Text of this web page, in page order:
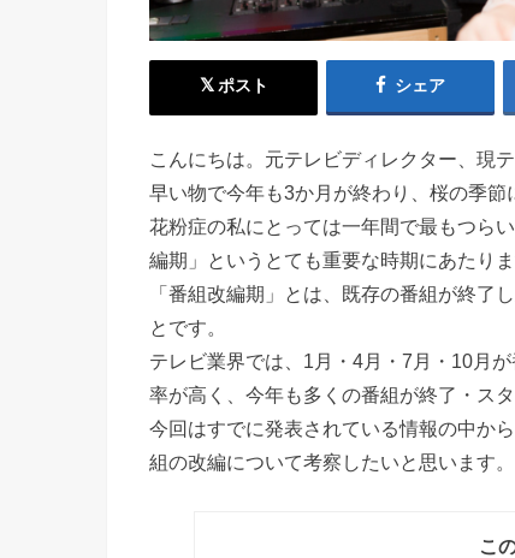
ポスト シェア
こんにちは。元テレビディレクター、現
早い物で今年も3か月が終わり、桜の季節
花粉症の私にとっては一年間で最もつら
編期」というとても重要な時期にあたりま
「番組改編期」とは、既存の番組が終了
とです。
テレビ業界では、1月・4月・7月・10月
率が高く、今年も多くの番組が終了・ス
今回はすでに発表されている情報の中か
組の改編について考察したいと思います。
こ